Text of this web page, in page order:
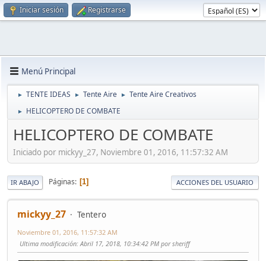
Iniciar sesión Registrarse
Menú Principal
► TENTE IDEAS ► Tente Aire ► Tente Aire Creativos
► HELICOPTERO DE COMBATE
HELICOPTERO DE COMBATE
Iniciado por mickyy_27, Noviembre 01, 2016, 11:57:32 AM
IR ABAJO Páginas 1 ACCIONES DEL USUARIO
mickyy_27 Tentero
Noviembre 01, 2016, 11:57:32 AM
Ultima modificación: Abril 17, 2018, 10:34:42 PM por sheriff